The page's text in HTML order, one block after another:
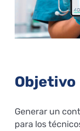
Objetivo
Generar un
para los